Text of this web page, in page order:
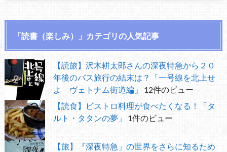
「読書（楽しみ）」カテゴリの人気記事
【読旅】沢木耕太郎さんの深夜特急から２０
年後のバス旅行の結末は？「一号線を北上せ
よ ヴェトナム街道編」
12件のビュー
【読食】ビストロ料理が食べたくなる！「タ
ルト・タタンの夢」
1件のビュー
【旅】『深夜特急」の世界をさらに知るため